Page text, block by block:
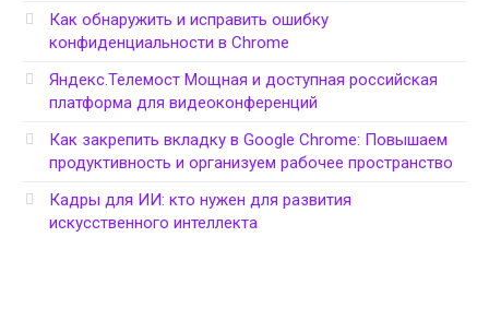
Как обнаружить и исправить ошибку
конфиденциальности в Chrome
Яндекс.Телемост Мощная и доступная российская
платформа для видеоконференций
Как закрепить вкладку в Google Chrome: Повышаем
продуктивность и организуем рабочее пространство
Кадры для ИИ: кто нужен для развития
искусственного интеллекта